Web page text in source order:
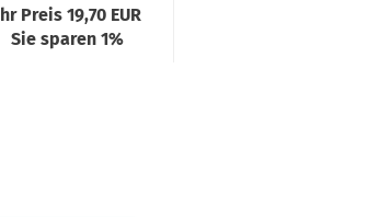
Preis 19,70 EUR
Sie sparen 1%